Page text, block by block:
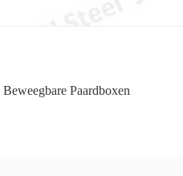
Beweegbare Paardboxen